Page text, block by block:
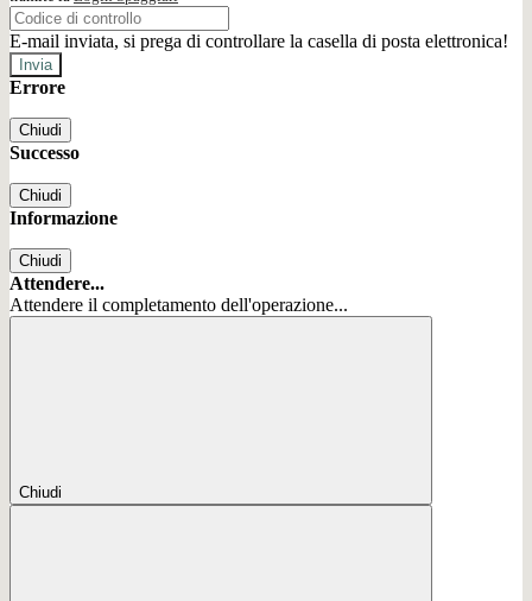
E-mail inviata, si prega di controllare la casella di posta elettronica!
Errore
Chiudi
Successo
Chiudi
Informazione
Chiudi
Attendere...
Attendere il completamento dell'operazione...
Chiudi